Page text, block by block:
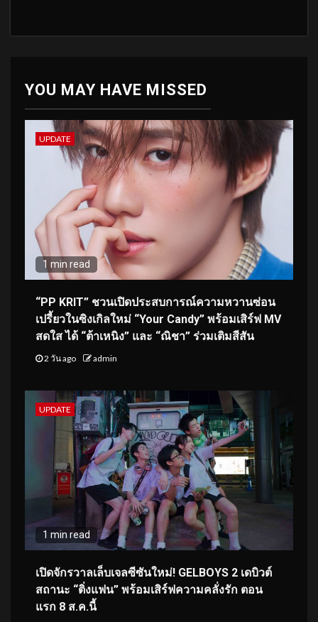
YOU MAY HAVE MISSED
UPDATE
1 min read
“PP KRIT” ชวนเปิดประสบการณ์ความหวานซ่อน
เปรี้ยวในซิงเกิลใหม่ “Your Candy” พร้อมเสิร์ฟ MV
สดใส ได้ “ต้าเหนิง” และ “ณิชา” ร่วมเติมสีสัน
2 วัน ago admin
UPDATE
1 min read
เปิดจักรวาลเล็บเจลซีซันใหม่! GELBOYS 2 เดบิวต์
สถานะ “ติ่งแฟน” พร้อมเสิร์ฟความคลั่งรัก ตอน
แรก 8 ส.ค.นี้